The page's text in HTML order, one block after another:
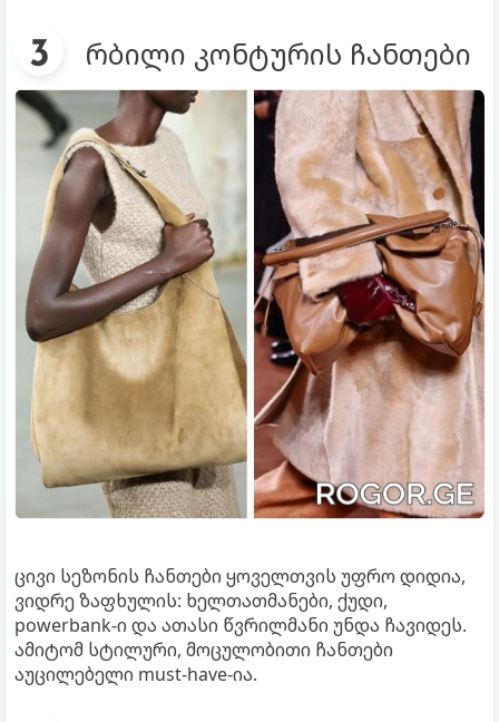
რბილი კონტურის ჩანთები
ცივი სეზონის ჩანთები ყოველთვის უფრო დიდია,
ვიდრე ზაფხულის: ხელთათმანები, ქუდი,
powerbank-ი და ათასი წვრილმანი უნდა ჩავიდეს.
ამიტომ სტილური, მოცულობითი ჩანთები
აუცილებელი must-have-ია.